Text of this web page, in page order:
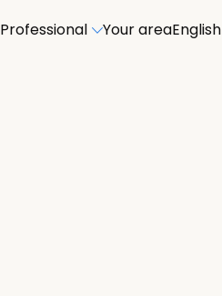
Professional Your areaEnglish